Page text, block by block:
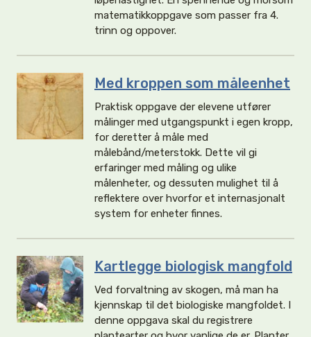
matematikkoppgave som passer fra 4.
trinn og oppover.
Med kroppen som måleenhet
Praktisk oppgave der elevene utfører
målinger med utgangspunkt i egen kropp,
for deretter å måle med
målebånd/meterstokk. Dette vil gi
erfaringer med måling og ulike
målenheter, og dessuten mulighet til å
reflektere over hvorfor et internasjonalt
system for enheter finnes.
Kartlegge biologisk mangfold
Ved forvaltning av skogen, må man ha
kjennskap til det biologiske mangfoldet. I
denne oppgava skal du registrere